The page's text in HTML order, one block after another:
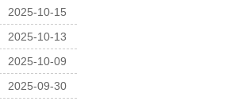
2025-10-15
2025-10-13
2025-10-09
2025-09-30